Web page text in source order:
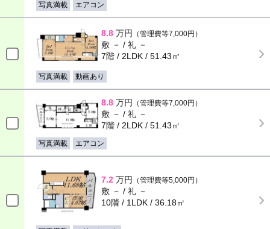
写真満載 エアコン
8.8 万円 （管理費等7,000円）
敷 － / 礼 －
7階 / 2LDK / 51.43㎡
写真満載 動画あり
8.8 万円 （管理費等7,000円）
敷 － / 礼 －
7階 / 2LDK / 51.43㎡
写真満載 エアコン
7.2 万円 （管理費等5,000円）
敷 － / 礼 －
10階 / 1LDK / 36.18㎡